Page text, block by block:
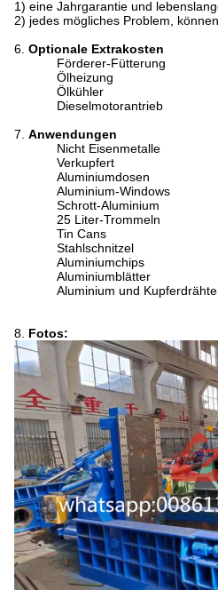
1) eine Jahrgarantie und
2) jedes mögliches Problem,
6. Optionale Extrakosten
Förderer-Fütterung
Ölheizung
Ölkühler
Dieselmotorantrieb
7. Anwendungen
Nicht Eisenmetalle
Verkupfert
Aluminiumdosen
Aluminium-Windows
Schrott-Aluminium
25 Liter-Trommeln
Tin Cans
Stahlschnitzel
Aluminiumchips
Aluminiumblätter
Aluminium und Kupferdrähte
8. Fotos: